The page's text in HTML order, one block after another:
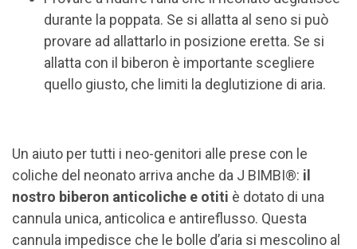
durante la poppata. Se si allatta al seno si può
provare ad allattarlo in posizione eretta. Se si
allatta con il biberon è importante scegliere
quello giusto, che limiti la deglutizione di aria.
Un aiuto per tutti i neo-genitori alle prese con le
coliche del neonato arriva anche da J BIMBI®: il
nostro biberon anticoliche e otiti è dotato di una
cannula unica, anticolica e antireflusso. Questa
cannula impedisce che le bolle d’aria si mescolino al